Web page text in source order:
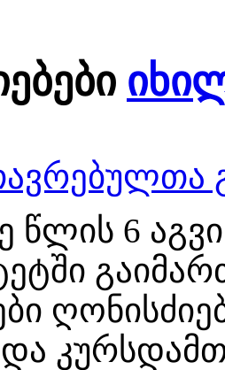
წლის 6